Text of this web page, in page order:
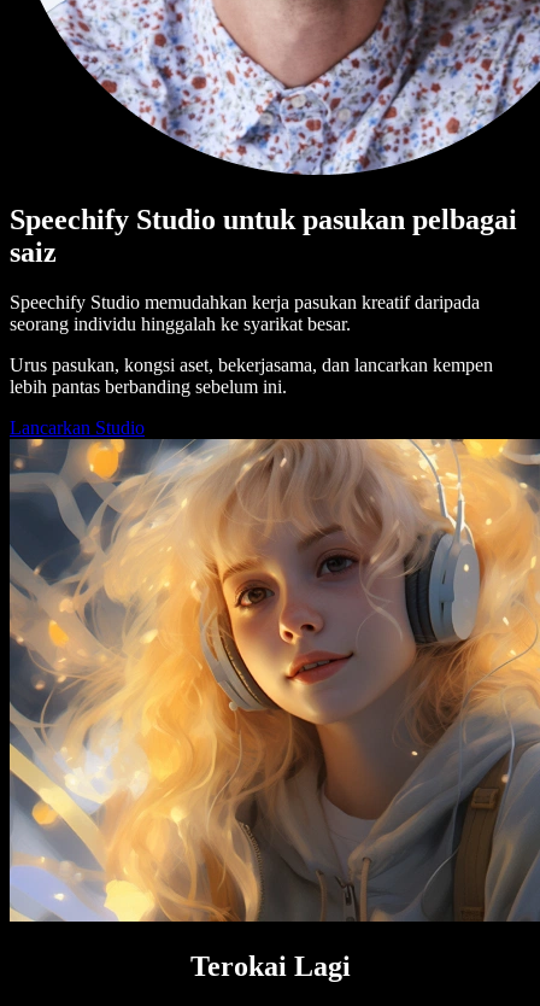
Speechify Studio untuk pasukan pelbagai
saiz
Speechify Studio memudahkan kerja pasukan kreatif daripada
seorang individu hinggalah ke syarikat besar.
Urus pasukan, kongsi aset, bekerjasama, dan lancarkan kempen
lebih pantas berbanding sebelum ini.
Lancarkan Studio
Terokai Lagi